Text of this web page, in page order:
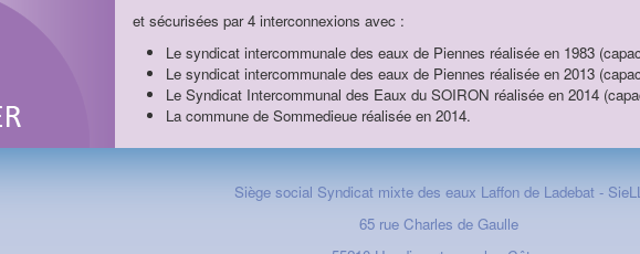
et sécurisées par 4 interconnexions avec :
Le syndicat intercommunale des eaux de Piennes réalisée en 1983
Le syndicat intercommunale des eaux de Piennes réalisée en 2013
Le Syndicat Intercommunal des Eaux du SOIRON réalisée en 2014
La commune de Sommedieue réalisée en 2014.​
Siège social Syndicat mixte des eaux Laffon de Ladebat -
65 rue Charles de Gaulle